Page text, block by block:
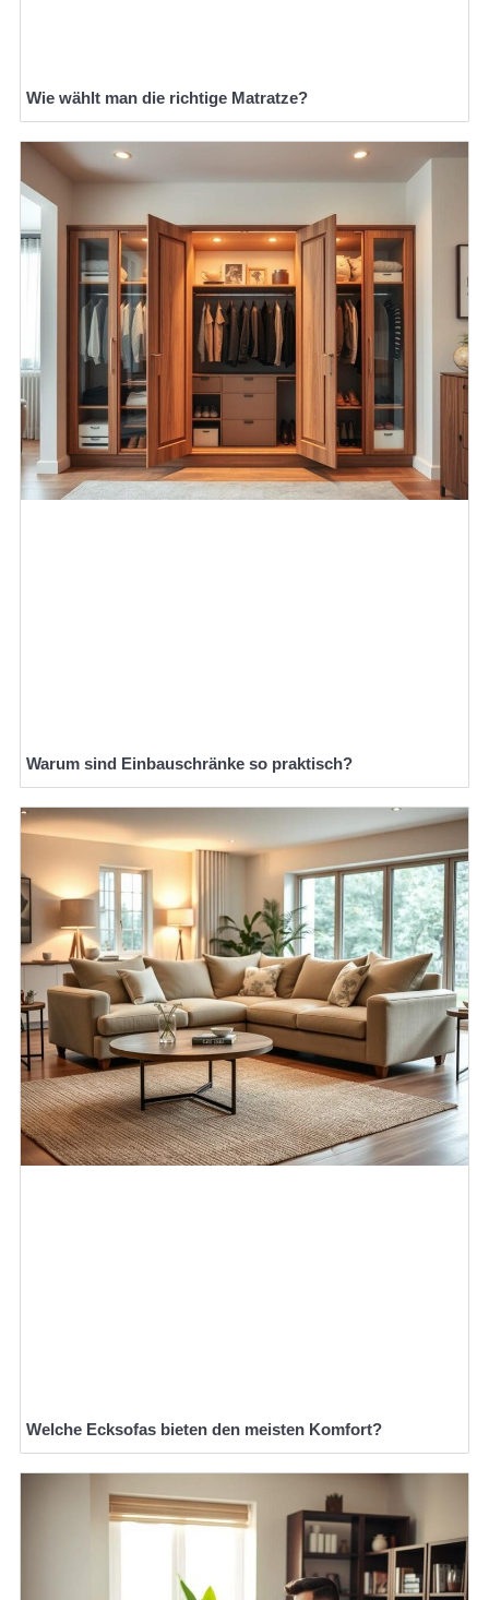
Wie wählt man die richtige Matratze?
Warum sind Einbauschränke so praktisch?
Welche Ecksofas bieten den meisten Komfort?